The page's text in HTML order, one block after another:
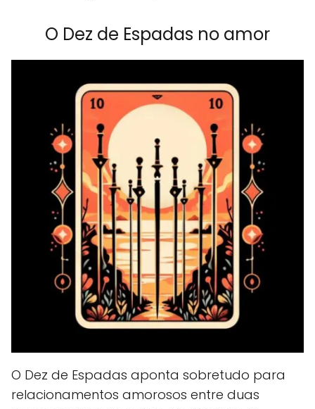
O Dez de Espadas no amor
O Dez de Espadas aponta sobretudo para
relacionamentos amorosos entre duas